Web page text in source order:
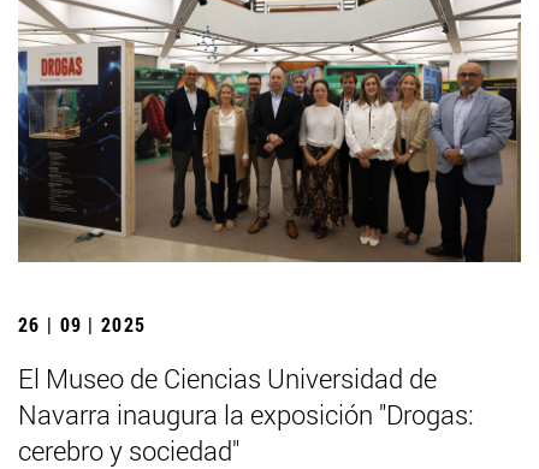
26 | 09 | 2025
El Museo de Ciencias Universidad de
Navarra inaugura la exposición "Drogas:
cerebro y sociedad"